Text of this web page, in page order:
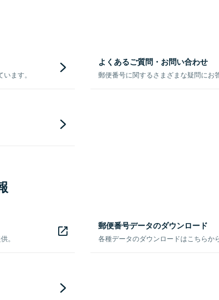
ます。
よくあるご質問・お問い合わせ
郵便番号に関するさまざまな疑問にお
。
郵便番号データのダウンロード
各種データのダウンロードはこちらか